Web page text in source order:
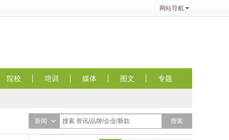
网站导航
院校 培训 媒体 图文 专题
新闻 搜索 资讯/品牌/企业/新款 搜索